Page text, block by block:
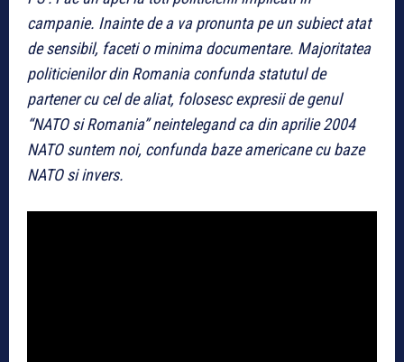
campanie. Inainte de a va pronunta pe un subiect atat
de sensibil, faceti o minima documentare. Majoritatea
politicienilor din Romania confunda statutul de
partener cu cel de aliat, folosesc expresii de genul
“NATO si Romania” neintelegand ca din aprilie 2004
NATO suntem noi, confunda baze americane cu baze
NATO si invers.